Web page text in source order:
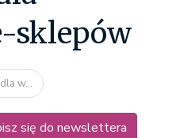
sklepów
w...
się do newslettera